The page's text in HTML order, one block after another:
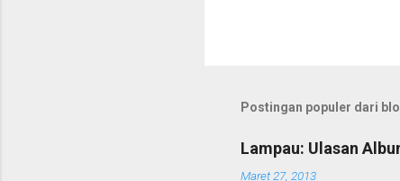
i
g
o
Postingan populer dari
Lampau: Ulasan
Maret 27, 2013